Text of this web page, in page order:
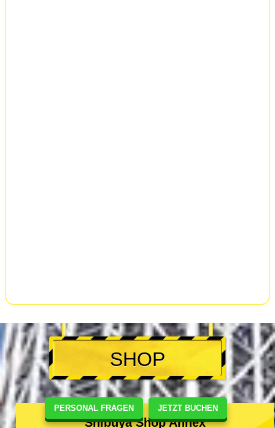
PERSONAL FRAGEN JETZT BUCHEN
SHOP
Shibuya Shop Annex